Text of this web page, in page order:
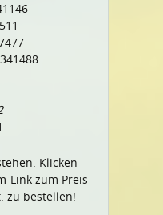
Klicken
Link zum Preis
zu bestellen!